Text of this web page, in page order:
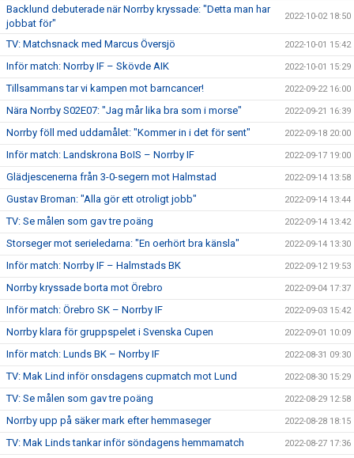
Backlund debuterade när Norrby kryssade: "Detta man har
jobbat för"
2022-10-02 18:50
TV: Matchsnack med Marcus Översjö 2022-10-01 15:42
Inför match: Norrby IF – Skövde AIK 2022-10-01 15:29
Tillsammans tar vi kampen mot barncancer! 2022-09-22 16:00
Nära Norrby S02E07: "Jag mår lika bra som i morse" 2022-09-21 16:39
Norrby föll med uddamålet: "Kommer in i det för sent" 2022-09-18 20:00
Inför match: Landskrona BoIS – Norrby IF 2022-09-17 19:00
Glädjescenerna från 3-0-segern mot Halmstad 2022-09-14 13:58
Gustav Broman: "Alla gör ett otroligt jobb" 2022-09-14 13:44
TV: Se målen som gav tre poäng 2022-09-14 13:42
Storseger mot serieledarna: "En oerhört bra känsla" 2022-09-14 13:30
Inför match: Norrby IF – Halmstads BK 2022-09-12 19:53
Norrby kryssade borta mot Örebro 2022-09-04 17:37
Inför match: Örebro SK – Norrby IF 2022-09-03 15:42
Norrby klara för gruppspelet i Svenska Cupen 2022-09-01 10:09
Inför match: Lunds BK – Norrby IF 2022-08-31 09:30
TV: Mak Lind inför onsdagens cupmatch mot Lund 2022-08-30 15:29
TV: Se målen som gav tre poäng 2022-08-29 12:58
Norrby upp på säker mark efter hemmaseger 2022-08-28 18:15
TV: Mak Linds tankar inför söndagens hemmamatch 2022-08-27 17:36